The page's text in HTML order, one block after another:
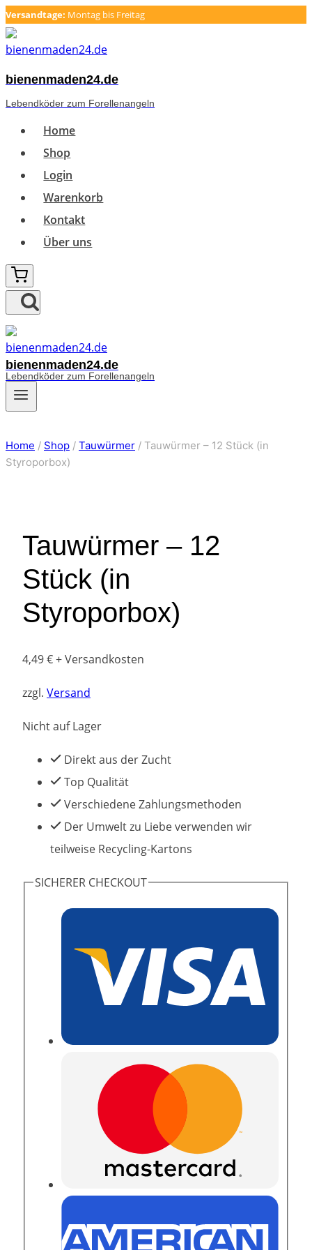
Zum
Inhalt
Versandtage: Montag bis Freitag
bienenmaden24.de
Lebendköder zum Forellenangeln
Home
Shop
Login
Warenkorb
Kontakt
Über uns
bienenmaden24.de
Lebendköder zum Forellenangeln
Home / Shop / Tauwürmer / Tauwürmer – 12 Stück (in
Styroporbox)
Tauwürmer – 12
Stück (in
Styroporbox)
4,49€+ Versandkosten
zzgl. Versand
Nicht auf Lager
Direkt aus der Zucht
Top Qualität
Verschiedene Zahlungsmethoden
Der Umwelt zu Liebe verwenden wir
teilweise Recycling-Kartons
SICHERER CHECKOUT